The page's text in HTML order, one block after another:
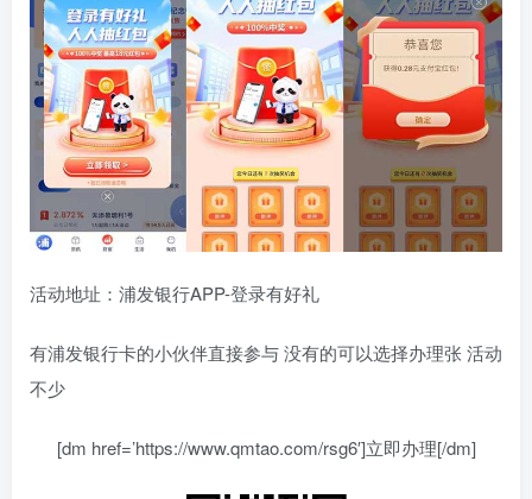
活动地址：浦发银行APP-登录有好礼
有浦发银行卡的小伙伴直接参与 没有的可以选择办理张 活动
不少
[dm href=’https://www.qmtao.com/rsg6′]立即办理[/dm]